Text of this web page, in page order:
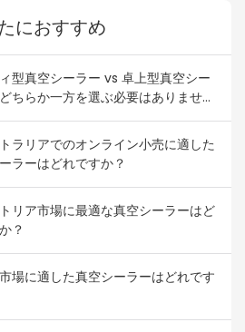
におすすめ
型真空シーラー vs 卓上型真空シー
ちらか一方を選ぶ必要はありませ
向け在庫組み合わせプラン
ラリアでのオンライン小売に適した
ラーはどれですか？
リア市場に最適な真空シーラーはど
？
場に適した真空シーラーはどれです